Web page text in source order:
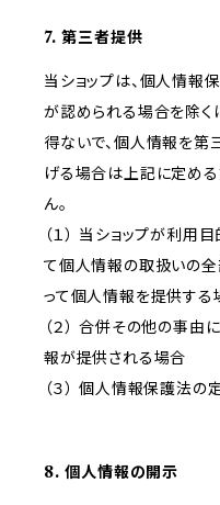
7. 第三者提供
当ショップは、個人情報
が認められる場合を除く
得ないで、個人情報を第
げる場合は上記に定め
ん。
（１） 当ショップが利
て個人情報の取扱いの
って個人情報を提供する
（２） 合併その他の事
報が提供される場合
（３） 個人情報保護法
8. 個人情報の開示